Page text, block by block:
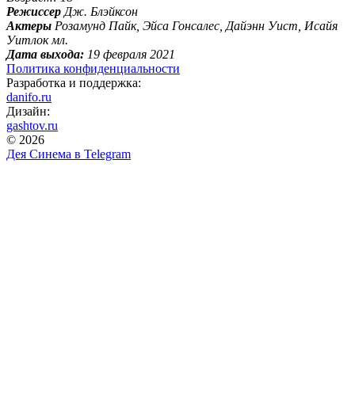
Режиссер Дж. Блэйксон
Актеры Розамунд Пайк, Эйса Гонсалес, Дайэнн Уист, Исайя
Уитлок мл.
Дата выхода: 19 февраля 2021
Политика конфиденциальности
Разработка и поддержка:
danifo.ru
Дизайн:
gashtov.ru
© 2026
Дея Синема в Telegram